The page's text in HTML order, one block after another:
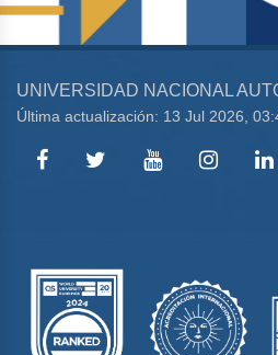
UNIVERSIDAD NACIONAL
Última actualización: 13 Jul 2026,